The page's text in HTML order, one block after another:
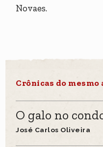
Novaes.
Crônicas do mesmo
O galo no
José Carlos Oliveira